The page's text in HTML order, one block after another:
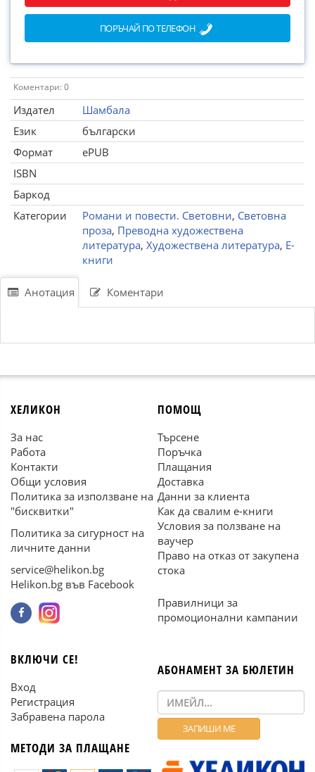
ПОРЪЧАЙ ПО ТЕЛЕФОН
Коментари: 0
Издател
Шамбала
Език
български
Формат
ePUB
ISBN
Баркод
Категории
Романи и повести. Световни, Световна
проза, Преводна художествена
литература, Художествена литература, Е-
книги
Анотация Коментари
ХЕЛИКОН
За нас
Работа
Контакти
Общи условия
Политика за използване на
"бисквитки"
Политика за сигурност на
личните данни
service@helikon.bg
Helikon.bg във Facebook
ПОМОЩ
Търсене
Поръчка
Плащания
Доставка
Данни за клиента
Как да свалим е-книги
Условия за ползване на
ваучер
Право на отказ от закупена
стока
Правилници за
промоционални кампании
ВКЛЮЧИ СЕ!
Вход
Регистрация
Забравена парола
МЕТОДИ ЗА ПЛАЩАНЕ
АБОНАМЕНТ ЗА БЮЛЕТИН